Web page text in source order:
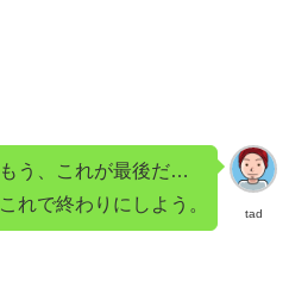
tad
もう、これが最後だ…
これで終わりにしよう。